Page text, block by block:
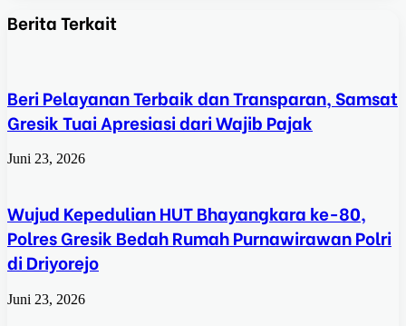
Berita Terkait
Beri Pelayanan Terbaik dan Transparan, Samsat
Gresik Tuai Apresiasi dari Wajib Pajak
Juni 23, 2026
Wujud Kepedulian HUT Bhayangkara ke-80,
Polres Gresik Bedah Rumah Purnawirawan Polri
di Driyorejo
Juni 23, 2026